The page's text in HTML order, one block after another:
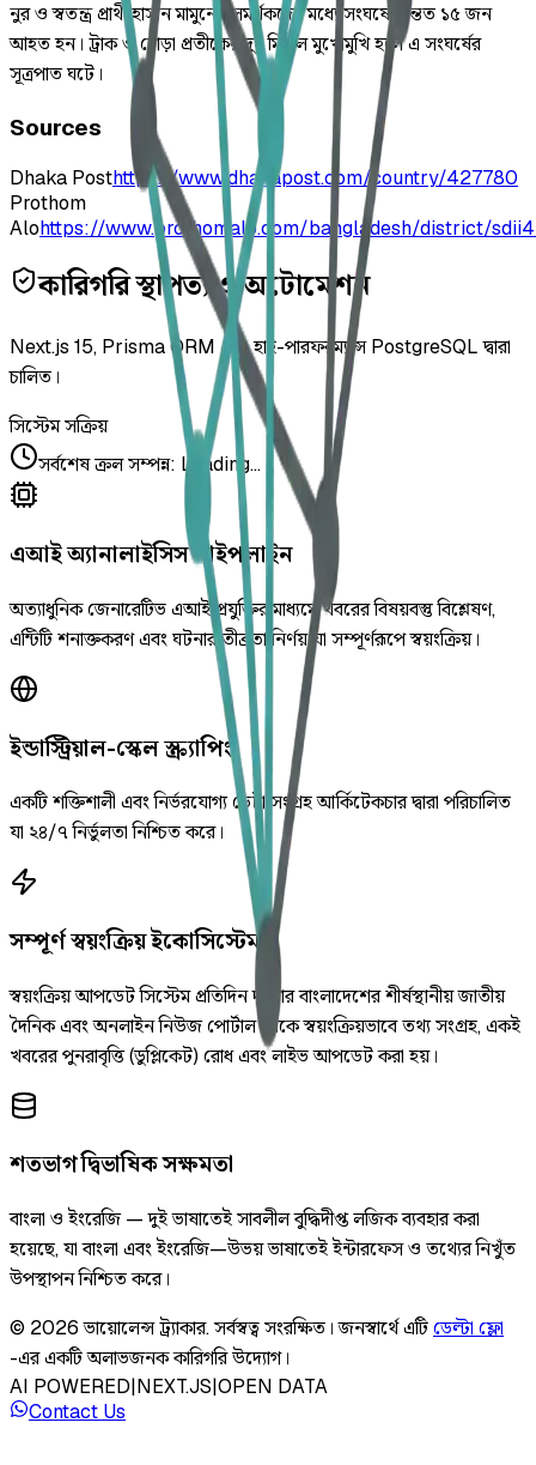
নুর ও স্বতন্ত্র প্রার্থী হাসান মামুনের সমর্থকদের মধ্যে সংঘর্ষে অন্তত ১৫ জন
আহত হন। ট্রাক ও ঘোড়া প্রতীকের দুই মিছিল মুখোমুখি হলে এ সংঘর্ষের
সূত্রপাত ঘটে।
Sources
Dhaka Posthttps://www.dhakapost.com/country/427780
Prothom
Alohttps://www.prothomalo.com/bangladesh/district/
কারিগরি স্থাপত্য ও অটোমেশন
Next.js 15, Prisma ORM এবং হাই-পারফরম্যান্স PostgreSQL দ্বারা
চালিত।
সিস্টেম সক্রিয়
সর্বশেষ ক্রল সম্পন্ন: Loading...
এআই অ্যানালাইসিস পাইপলাইন
অত্যাধুনিক জেনারেটিভ এআই প্রযুক্তির মাধ্যমে খবরের বিষয়বস্তু বিশ্লেষণ,
এন্টিটি শনাক্তকরণ এবং ঘটনার তীব্রতা নির্ণয় যা সম্পূর্ণরূপে স্বয়ংক্রিয়।
ইন্ডাস্ট্রিয়াল-স্কেল স্ক্র্যাপিং
একটি শক্তিশালী এবং নির্ভরযোগ্য ডেটা সংগ্রহ আর্কিটেকচার দ্বারা পরিচালিত
যা ২৪/৭ নির্ভুলতা নিশ্চিত করে।
সম্পূর্ণ স্বয়ংক্রিয় ইকোসিস্টেম
স্বয়ংক্রিয় আপডেট সিস্টেম প্রতিদিন দুইবার বাংলাদেশের শীর্ষস্থানীয় জাতীয়
দৈনিক এবং অনলাইন নিউজ পোর্টাল থেকে স্বয়ংক্রিয়ভাবে তথ্য সংগ্রহ, একই
খবরের পুনরাবৃত্তি (ডুপ্লিকেট) রোধ এবং লাইভ আপডেট করা হয়।
শতভাগ দ্বিভাষিক সক্ষমতা
বাংলা ও ইংরেজি — দুই ভাষাতেই সাবলীল বুদ্ধিদীপ্ত লজিক ব্যবহার করা
হয়েছে, যা বাংলা এবং ইংরেজি—উভয় ভাষাতেই ইন্টারফেস ও তথ্যের নিখুঁত
উপস্থাপন নিশ্চিত করে।
© 2026 ভায়োলেন্স ট্র্যাকার.সর্বস্বত্ব সংরক্ষিত। জনস্বার্থে এটিডেল্টা ফ্লো
-এর একটি অলাভজনক কারিগরি উদ্যোগ।
AI POWERED|NEXT.JS|OPEN DATA
Contact Us